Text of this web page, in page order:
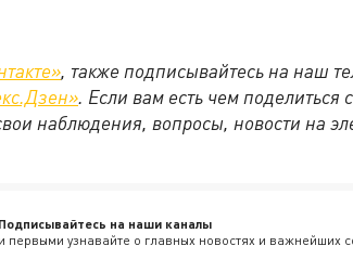
, также подписывайтесь на наш
. Если вам есть чем поделиться
наблюдения, вопросы, новости на
Подписывайтесь на наши каналы
и первыми узнавайте о главных новостях и важнейших